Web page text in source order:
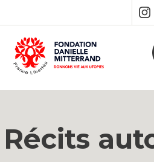
MAIN
CONTENT
Récits